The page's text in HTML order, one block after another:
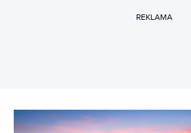
REKLAMA